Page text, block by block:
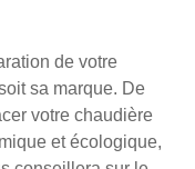
de votre
sa marque. De
votre chaudière
et écologique,